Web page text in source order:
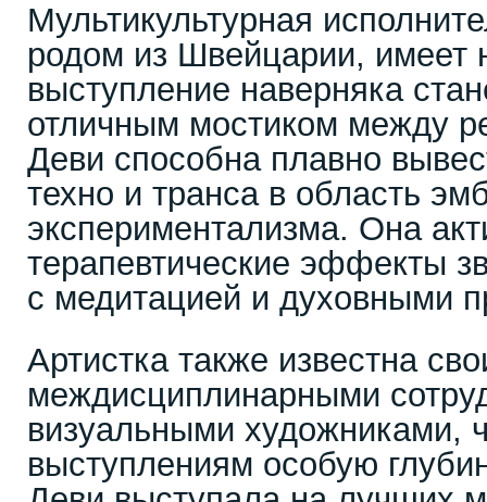
Мультикультурная
родом из Швейцарии, имеет
выступление наверняка
отличным мостиком между
Деви способна плавно
техно и транса в область
экспериментализма. Она
терапевтические эффекты
с медитацией и духовными
Артистка также известна
междисциплинарными
визуальными художниками,
выступлениям особую